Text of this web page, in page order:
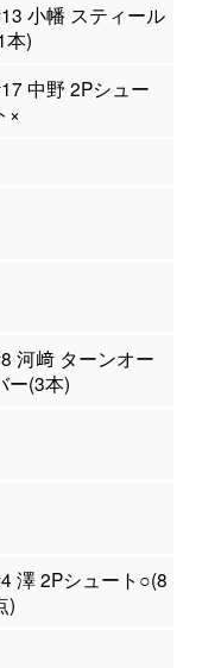
小幡 スティール
本)
中野 2Pシュー
×
河﨑 ターンオー
ー(3本)
澤 2Pシュート○(8
)